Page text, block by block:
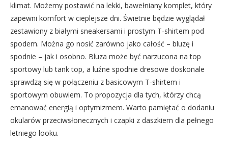
klimat. Możemy postawić na lekki, bawełniany komplet, który
zapewni komfort w cieplejsze dni. Świetnie będzie wyglądał
zestawiony z białymi sneakersami i prostym T-shirtem pod
spodem. Można go nosić zarówno jako całość – bluzę i
spodnie – jak i osobno. Bluza może być narzucona na top
sportowy lub tank top, a luźne spodnie dresowe doskonale
sprawdzą się w połączeniu z basicowym T-shirtem i
sportowym obuwiem. To propozycja dla tych, którzy chcą
emanować energią i optymizmem. Warto pamiętać o dodaniu
okularów przeciwsłonecznych i czapki z daszkiem dla pełnego
letniego looku.